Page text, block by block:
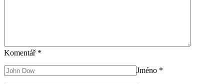
Komentář *
Jméno *